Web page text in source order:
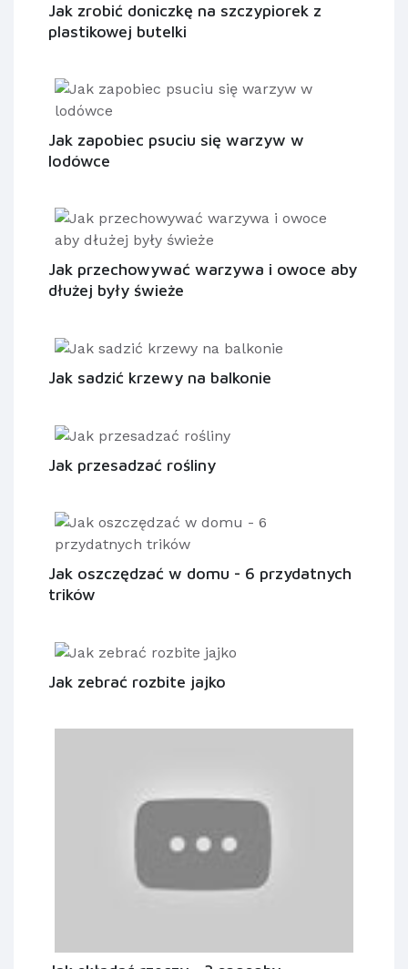
Jak zrobić doniczkę na szczypiorek z
plastikowej butelki
Jak zapobiec psuciu się warzyw w
lodówce
Jak przechowywać warzywa i owoce aby
dłużej były świeże
Jak sadzić krzewy na balkonie
Jak przesadzać rośliny
Jak oszczędzać w domu - 6 przydatnych
trików
Jak zebrać rozbite jajko